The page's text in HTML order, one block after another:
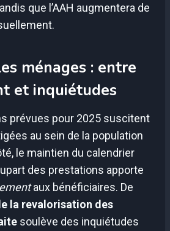
que l’AAH augmentera de
ménages : entre
et inquiétudes
prévues pour 2025 suscitent
au sein de la population
le maintien du calendrier
des prestations apporte
aux bénéficiaires. De
la revalorisation des
soulève des inquiétudes